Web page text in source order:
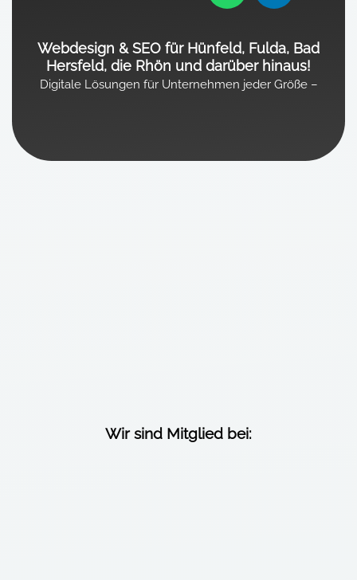
o
o
k
g
r
a
a
p
p
d
i
n
Webdesign & SEO für Hünfeld, Fulda, Bad
Hersfeld, die Rhön und darüber hinaus!
Digitale Lösungen für Unternehmen jeder Größe –
Wir sind Mitglied bei: